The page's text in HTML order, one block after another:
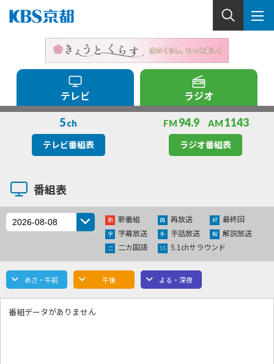
テレビ ラジオ
5 ch
テレビ番組表
FM 94.9 AM 1143
ラジオ番組表
番組表
新 新番組 再 再放送 終 最終回
字 字幕放送 手 手話放送 解 解説放送
二 二カ国語 SS 5.1chサラウンド
あさ・午前 午後 よる・深夜
番組データがありません